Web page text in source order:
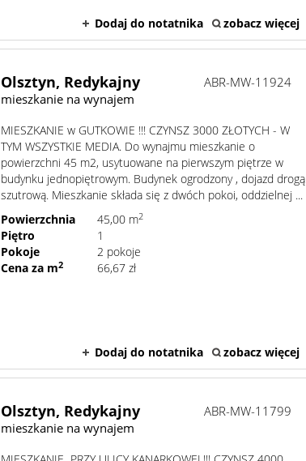
Dodaj do notatnika zobacz więcej
Olsztyn, Redykajny
mieszkanie na wynajem
ABR-MW-11924
MIESZKANIE w GUTKOWIE !!! CZYNSZ 3000 ZŁOTYCH - W
TYM WSZYSTKIE MEDIA. Do wynajmu mieszkanie o
powierzchni 45 m2, usytuowane na pierwszym piętrze w
budynku jednopiętrowym. Budynek ogrodzony , dojazd drogą
szutrową. Mieszkanie składa się z dwóch pokoi, oddzielnej ...
Powierzchnia
45,00 m2
Piętro
1
Pokoje
2 pokoje
Cena za m2 66,67 zł
Dodaj do notatnika zobacz więcej
Olsztyn, Redykajny
mieszkanie na wynajem
ABR-MW-11799